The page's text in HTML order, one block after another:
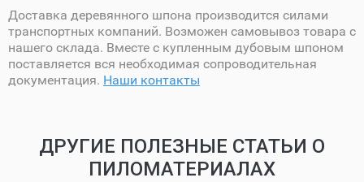
Доставка деревянного шпона производится силами
транспортных компаний. Возможен самовывоз товара с
нашего склада. Вместе с купленным дубовым шпоном
поставляется вся необходимая сопроводительная
документация. Наши контакты
ДРУГИЕ ПОЛЕЗНЫЕ СТАТЬИ О
ПИЛОМАТЕРИАЛАХ